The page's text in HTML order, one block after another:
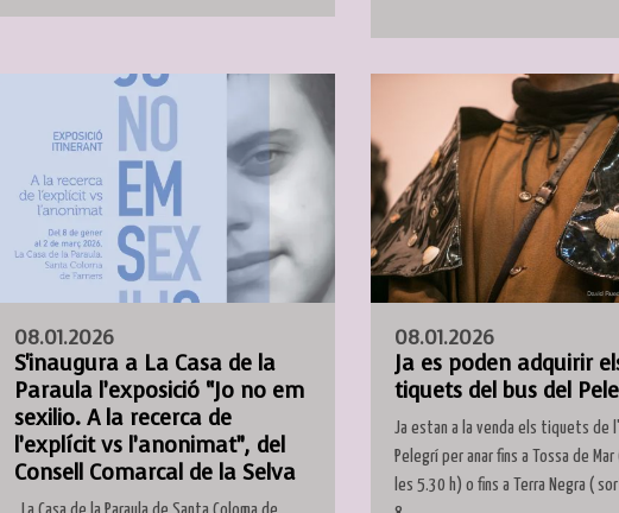
08.01.2026
S'inaugura a La Casa de la
Paraula l’exposició “Jo no em
sexilio. A la recerca de
l’explícit vs l’anonimat”, del
Consell Comarcal de la Selva
08.01.2026
Ja es poden adquirir
tiquets del bus del
Ja estan a la venda els tiquets de
Pelegrí per anar fins a Tossa de
les 5.30 h) o fins a Terra Negra (